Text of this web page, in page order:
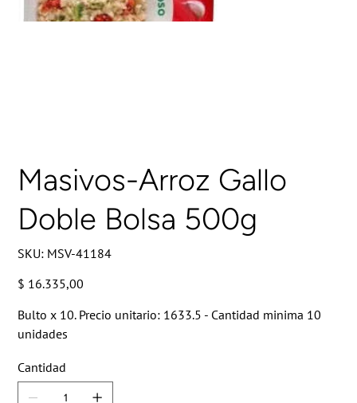
Masivos-Arroz Gallo
Doble Bolsa 500g
SKU: SKU
MSV-
MSV-41184
Precio
$ 16.335,00
Bulto x 10. Precio unitario: 1633.5 - Cantidad minima 10
unidades
Cantidad